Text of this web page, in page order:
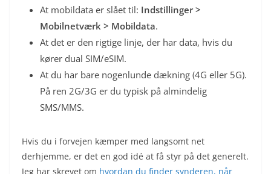
At mobildata er slået til: Indstillinger >
Mobilnetværk > Mobildata.
At det er den rigtige linje, der har data, hvis du
kører dual SIM/eSIM.
At du har bare nogenlunde dækning (4G eller 5G).
På ren 2G/3G er du typisk på almindelig
SMS/MMS.
Hvis du i forvejen kæmper med langsomt net
derhjemme, er det en god idé at få styr på det generelt.
Jeg har skrevet om hvordan du finder synderen, når